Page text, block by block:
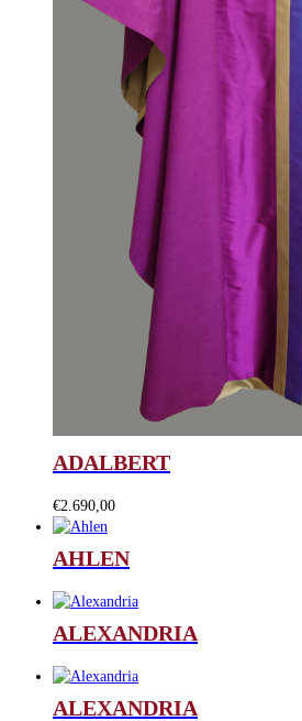
ADALBERT
€2.690,00
AHLEN
ALEXANDRIA
ALEXANDRIA